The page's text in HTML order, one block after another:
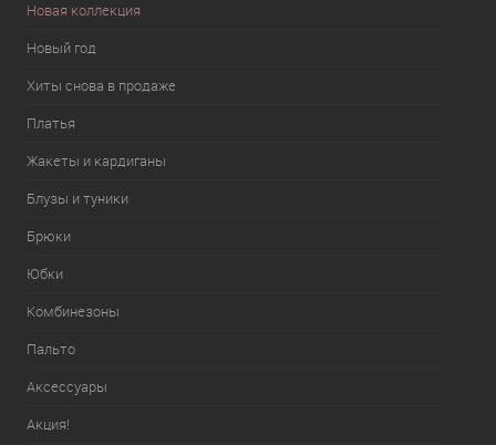
Новая коллекция
Новый год
Хиты снова в продаже
Платья
Жакеты и кардиганы
Блузы и туники
Брюки
Юбки
Комбинезоны
Пальто
Аксессуары
Акция!